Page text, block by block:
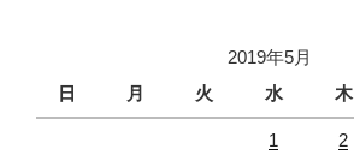
2019年5月
日
月 火 水 木
1 2